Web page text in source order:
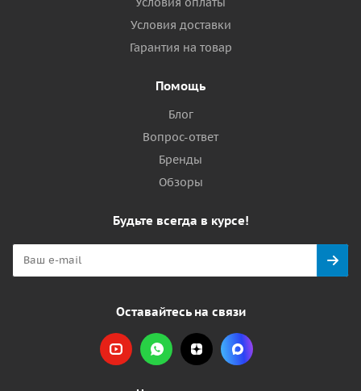
Условия доставки
Гарантия на товар
Помощь
Блог
Вопрос-ответ
Бренды
Обзоры
Будьте всегда в курсе!
Оставайтесь на связи